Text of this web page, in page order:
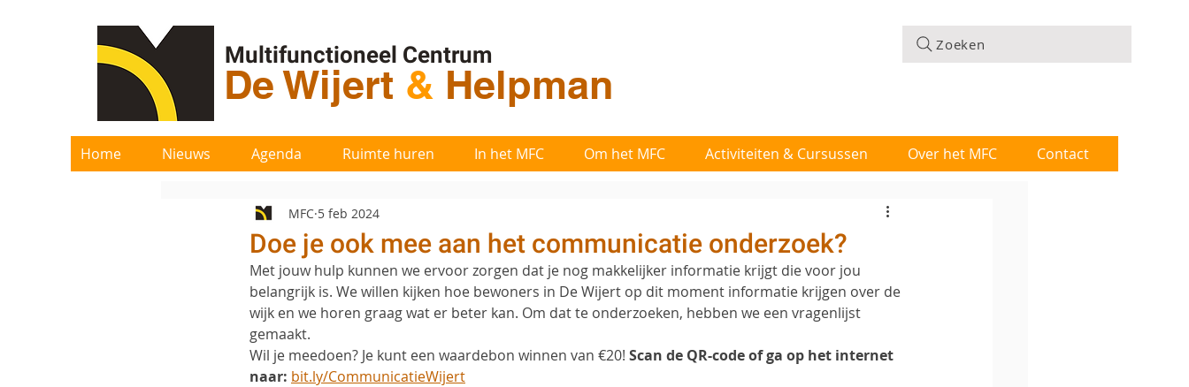
Multifunctioneel Centrum
De Wijert & Helpman
Zoeken
Home Nieuws Agenda Ruimte huren In het MFC Om het MFC Activiteiten & Cursussen Over het MFC Contact
Doe je ook mee aan het communicatie onderzoek?
MFC 5 feb 2024
Met jouw hulp kunnen we ervoor zorgen dat je nog makkelijker informatie krijgt die voor jou
belangrijk is. We willen kijken hoe bewoners in De Wijert op dit moment informatie krijgen over de
wijk en we horen graag wat er beter kan. Om dat te onderzoeken, hebben we een vragenlijst
gemaakt.
Wil je meedoen? Je kunt een waardebon winnen van €20! Scan de QR-code of ga op het internet
naar: bit.ly/CommunicatieWijert